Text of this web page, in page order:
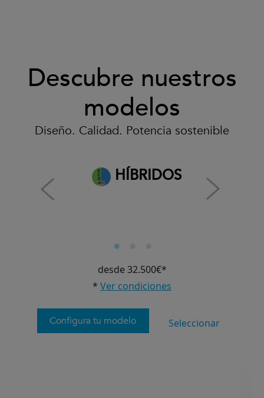
Descubre nuestros
modelos
Diseño. Calidad. Potencia sostenible
HÍBRIDOS
desde 32.500€*
* Ver condiciones
Configura tu modelo Seleccionar